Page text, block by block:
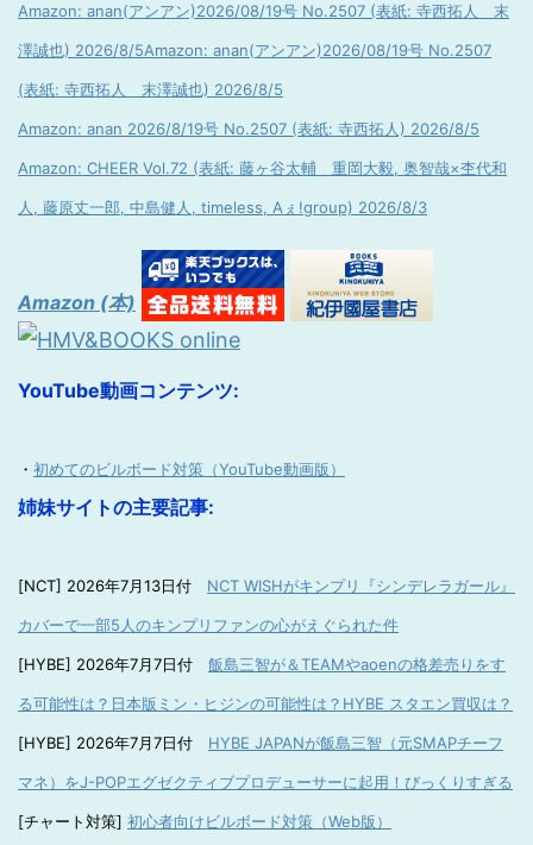
Amazon: anan(アンアン)2026/08/19号 No.2507 (表紙: 寺西拓人 末
澤誠也) 2026/8/5Amazon: anan(アンアン)2026/08/19号 No.2507
(表紙: 寺西拓人 末澤誠也) 2026/8/5
Amazon: anan 2026/8/19号 No.2507 (表紙: 寺西拓人) 2026/8/5
Amazon: CHEER Vol.72 (表紙: 藤ヶ谷太輔 重岡大毅, 奥智哉×杢代和
人, 藤原丈一郎, 中島健人, timeless, Aぇ!group) 2026/8/3
Amazon (本)
YouTube動画コンテンツ:
・ 初めてのビルボード対策（YouTube動画版）
姉妹サイトの主要記事:
[NCT] 2026年7月13日付 NCT WISHがキンプリ『シンデレラガール』
カバーで一部5人のキンプリファンの心がえぐられた件
[HYBE] 2026年7月7日付 飯島三智が＆TEAMやaoenの格差売りをす
る可能性は？日本版ミン・ヒジンの可能性は？HYBE スタエン買収は？
[HYBE] 2026年7月7日付 HYBE JAPANが飯島三智（元SMAPチーフ
マネ）をJ-POPエグゼクティブプロデューサーに起用！びっくりすぎる
[チャート対策] 初心者向けビルボード対策（Web版）